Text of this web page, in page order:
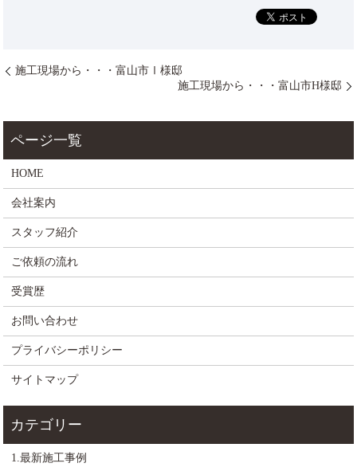
施工現場から・・・富山市Ⅰ様邸
施工現場から・・・富山市H様邸
HOME
会社案内
スタッフ紹介
ご依頼の流れ
受賞歴
お問い合わせ
プライバシーポリシー
サイトマップ
1.最新施工事例